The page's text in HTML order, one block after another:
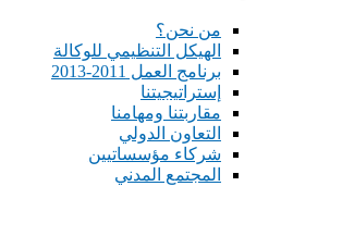
من نحن؟
الهيكل التنظيمي للوكالة
برنامج العمل 2011-2013
إستراتيجيتنا
مقاربتنا ومهامنا
التعاون الدولي
شركاء مؤسساتيين
المجتمع المدني